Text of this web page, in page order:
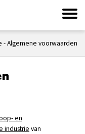
-Algemene voorwaarden
en
industrie van